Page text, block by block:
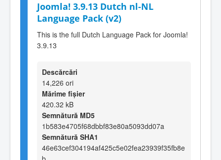
Joomla! 3.9.13 Dutch nl-NL
Language Pack (v2)
This is the full Dutch Language Pack for Joomla!
3.9.13
Descărcări
14,226 ori
Mărime fișier
420.32 kB
Semnătură MD5
1b583e4705f68dbbf83e80a5093dd07a
Semnătură SHA1
46e63cef304194af425c5e02fea23939f35fb8e